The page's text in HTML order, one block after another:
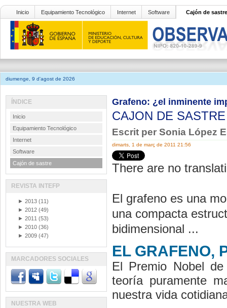
Inicio Equipamiento Tecnológico Internet Software Cajón de sastre
diumenge, 9 d'agost de 2026
Grafeno: ¿el inminente
CAJON DE
Escrit per Sonia López
dimarts, 1 de març de 2011 21:56
There are no
El grafeno es una
una compacta
bidimensional ...
EL GRAFENO,
El Premio Nobel
teoría puramente
nuestra vida
ÍNDICE
Inicio
Equipamiento Tecnológico
Internet
Software
Cajón de sastre
REVISTA INTEFP
► 2013 (11)
► 2012 (49)
► 2011 (53)
► 2010 (36)
► 2009 (47)
MARCADORES SOCIALES
NUESTRA WEB